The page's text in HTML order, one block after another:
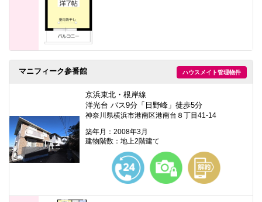
ハウスメイト管理物件
マニフィーク参番館
京浜東北・根岸線
洋光台 バス9分「日野峰」徒歩5分
神奈川県横浜市港南区港南台８丁目41-14
築年月：2008年3月
建物階数：地上2階建て